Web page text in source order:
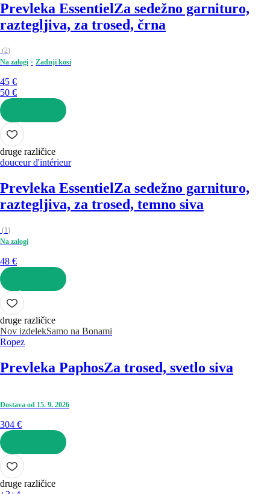
Prevleka EssentielZa sedežno garnituro,
raztegljiva, za trosed, črna
(2)
Na zalogi
Zadnji kosi
45 €
50 €
V KOŠARICO
druge različice
douceur d'intérieur
Prevleka EssentielZa sedežno garnituro,
raztegljiva, za trosed, temno siva
(1)
Na zalogi
48 €
V KOŠARICO
druge različice
Nov izdelekSamo na Bonami
Ropez
Prevleka PaphosZa trosed, svetlo siva
Dostava od 15. 9. 2026
304 €
V KOŠARICO
druge različice